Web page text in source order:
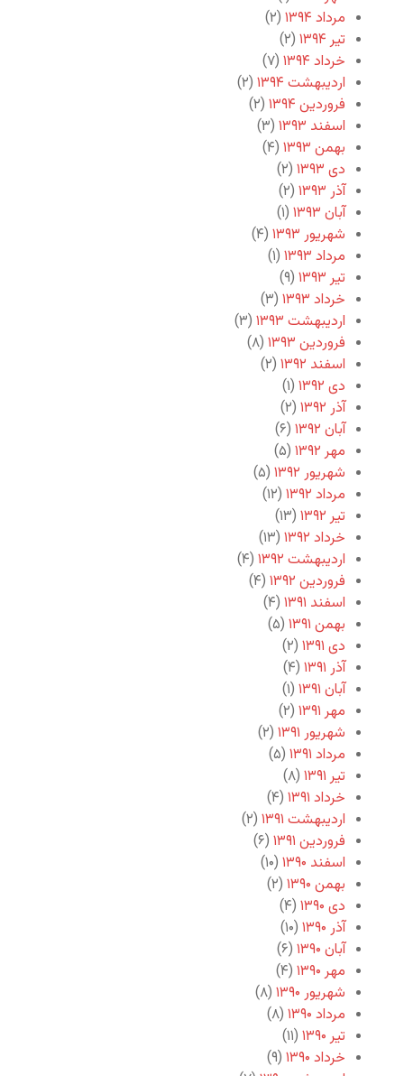
مرداد ۱۳۹۴
(۲)
تیر ۱۳۹۴
(۲)
خرداد ۱۳۹۴
(۷)
اردیبهشت ۱۳۹۴
(۲)
فروردین ۱۳۹۴
(۲)
اسفند ۱۳۹۳
(۳)
بهمن ۱۳۹۳
(۴)
دی ۱۳۹۳
(۲)
آذر ۱۳۹۳
(۲)
آبان ۱۳۹۳
(۱)
شهریور ۱۳۹۳
(۴)
مرداد ۱۳۹۳
(۱)
تیر ۱۳۹۳
(۹)
خرداد ۱۳۹۳
(۳)
اردیبهشت ۱۳۹۳
(۳)
فروردین ۱۳۹۳
(۸)
اسفند ۱۳۹۲
(۲)
دی ۱۳۹۲
(۱)
آذر ۱۳۹۲
(۲)
آبان ۱۳۹۲
(۶)
مهر ۱۳۹۲
(۵)
شهریور ۱۳۹۲
(۵)
مرداد ۱۳۹۲
(۱۲)
تیر ۱۳۹۲
(۱۳)
خرداد ۱۳۹۲
(۱۳)
اردیبهشت ۱۳۹۲
(۴)
فروردین ۱۳۹۲
(۴)
اسفند ۱۳۹۱
(۴)
بهمن ۱۳۹۱
(۵)
دی ۱۳۹۱
(۲)
آذر ۱۳۹۱
(۴)
آبان ۱۳۹۱
(۱)
مهر ۱۳۹۱
(۲)
شهریور ۱۳۹۱
(۲)
مرداد ۱۳۹۱
(۵)
تیر ۱۳۹۱
(۸)
خرداد ۱۳۹۱
(۴)
اردیبهشت ۱۳۹۱
(۲)
فروردین ۱۳۹۱
(۶)
اسفند ۱۳۹۰
(۱۰)
بهمن ۱۳۹۰
(۲)
دی ۱۳۹۰
(۴)
آذر ۱۳۹۰
(۱۰)
آبان ۱۳۹۰
(۶)
مهر ۱۳۹۰
(۴)
شهریور ۱۳۹۰
(۸)
مرداد ۱۳۹۰
(۸)
تیر ۱۳۹۰
(۱۱)
خرداد ۱۳۹۰
(۹)